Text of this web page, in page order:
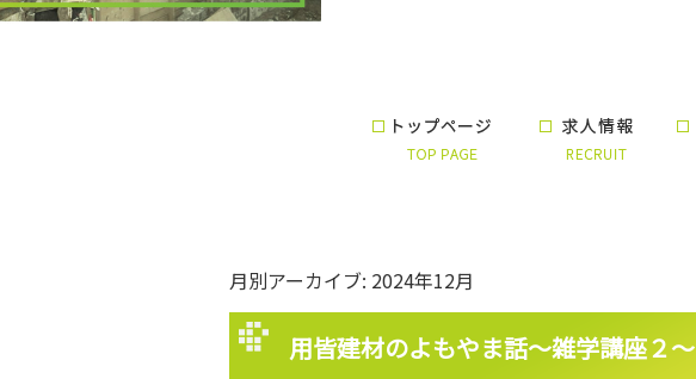
月別アーカイブ: 2024年12月
用皆建材のよもやま話～雑学講座２～